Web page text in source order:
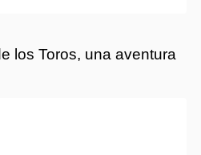
los Toros, una aventura